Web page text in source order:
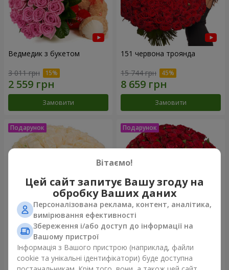
Ведмедик з букетом
3 011 грн
Замовити
151 червона троянда
15 744 грн
Замовити
Букет "Очей чарівність"
4 074 грн
75 червоних троянд
7 084 грн
Вітаємо!
Цей сайт запитує Вашу згоду на
обробку Ваших даних
Персоналізована реклама, контент, аналітика,
вимірювання ефективності
Збереження і/або доступ до інформації на
Вашому пристрої
Інформація з Вашого пристрою (наприклад, файли
cookie та унікальні ідентифікатори) буде доступна